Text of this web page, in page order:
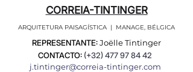
CORREIA-TINTINGER
ARQUITETURA PAISAGÍSTICA | MANAGE, BÉLGICA
REPRESENTANTE:Joëlle Tintinger
CONTACTO: (+32)477 97 84 42
j.tintinger@correia-tintinger.com